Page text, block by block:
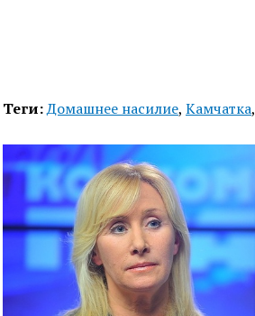
Теги:Домашнее насилие, Камчатка,